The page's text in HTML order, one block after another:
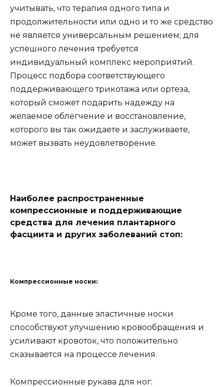
учитывать, что терапия одного типа и
продолжительности или одно и то же средство
не является универсальным решением; для
успешного лечения требуется
индивидуальный комплекс мероприятий.
Процесс подбора соответствующего
поддерживающего трикотажа или ортеза,
который сможет подарить надежду на
желаемое облегчение и восстановление,
которого вы так ожидаете и заслуживаете,
может вызвать неудовлетворение.
Наиболее распространенные
компрессионные и поддерживающие
средства для лечения плантарного
фасциита и других заболеваний стоп:
Компрессионные носки:
Кроме того, данные эластичные носки
способствуют улучшению кровообращения и
усиливают кровоток, что положительно
сказывается на процессе лечения.
Компрессионные рукава для ног: